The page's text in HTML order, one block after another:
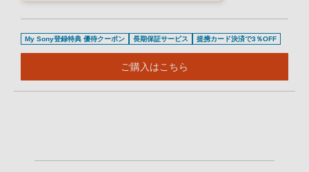
My Sony登録特典 優待クーポン 長期保証サービス 提携カード決済で3％OFF
ご購入はこちら